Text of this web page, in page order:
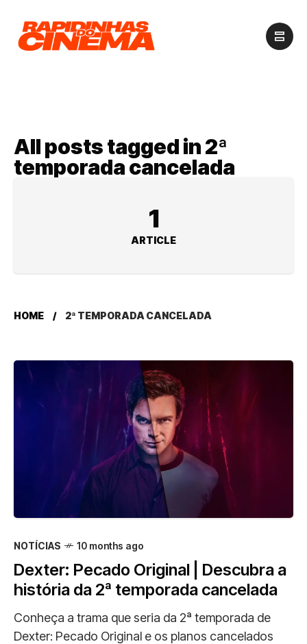
All posts tagged in 2ª
temporada cancelada
1
ARTICLE
HOME 2ª TEMPORADA CANCELADA
NOTÍCIAS 10 months ago
Dexter: Pecado Original | Descubra a
história da 2ª temporada cancelada
Conheça a trama que seria da 2ª temporada de
Dexter: Pecado Original e os planos cancelados